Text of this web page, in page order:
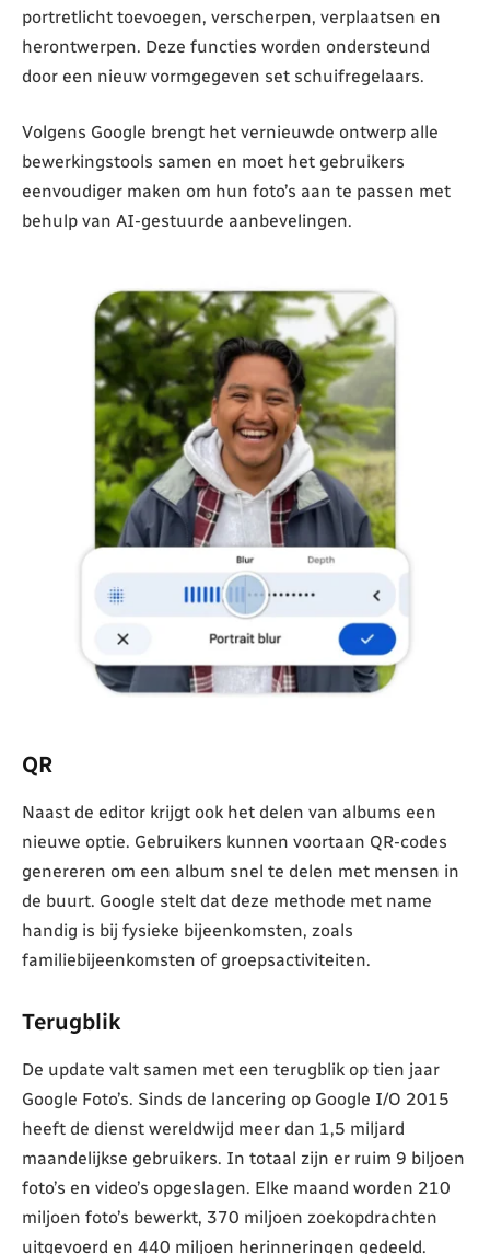
portretlicht toevoegen, verscherpen, verplaatsen en
herontwerpen. Deze functies worden ondersteund
door een nieuw vormgegeven set schuifregelaars.
Volgens Google brengt het vernieuwde ontwerp alle
bewerkingstools samen en moet het gebruikers
eenvoudiger maken om hun foto’s aan te passen met
behulp van AI-gestuurde aanbevelingen.
QR
Naast de editor krijgt ook het delen van albums een
nieuwe optie. Gebruikers kunnen voortaan QR-codes
genereren om een album snel te delen met mensen in
de buurt. Google stelt dat deze methode met name
handig is bij fysieke bijeenkomsten, zoals
familiebijeenkomsten of groepsactiviteiten.
Terugblik
De update valt samen met een terugblik op tien jaar
Google Foto’s. Sinds de lancering op Google I/O 2015
heeft de dienst wereldwijd meer dan 1,5 miljard
maandelijkse gebruikers. In totaal zijn er ruim 9 biljoen
foto’s en video’s opgeslagen. Elke maand worden 210
miljoen foto’s bewerkt, 370 miljoen zoekopdrachten
uitgevoerd en 440 miljoen herinneringen gedeeld.